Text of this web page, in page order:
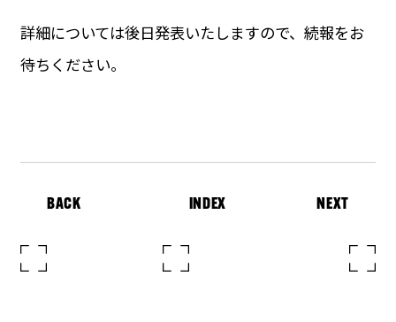
詳細については後日発表いたしますので、続報をお
待ちください。
BACK INDEX NEXT